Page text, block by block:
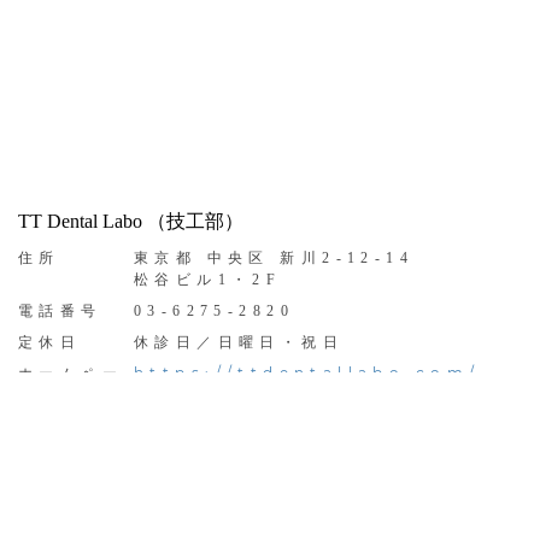
TT Dental Labo （技工部）
住所
東京都 中央区 新川2-12-14
松谷ビル1・2F
電話番号
03-6275-2820
定休日
休診日／日曜日・祝日
ホームペー
https://ttdentallabo.com/